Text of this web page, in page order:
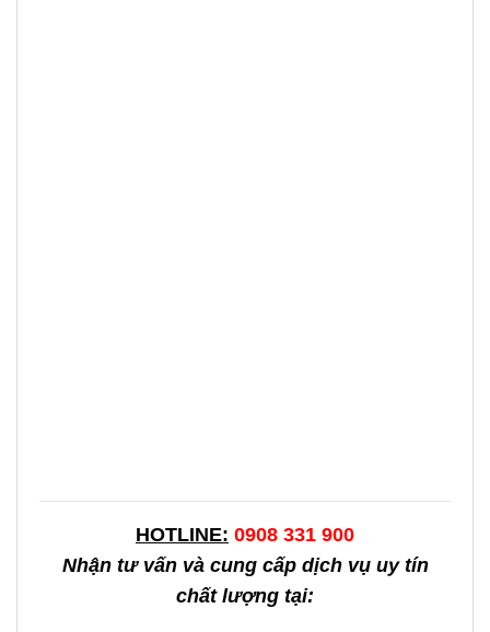
HOTLINE: 0908 331 900
Nhận tư vấn và cung cấp dịch vụ uy tín
chất lượng tại: